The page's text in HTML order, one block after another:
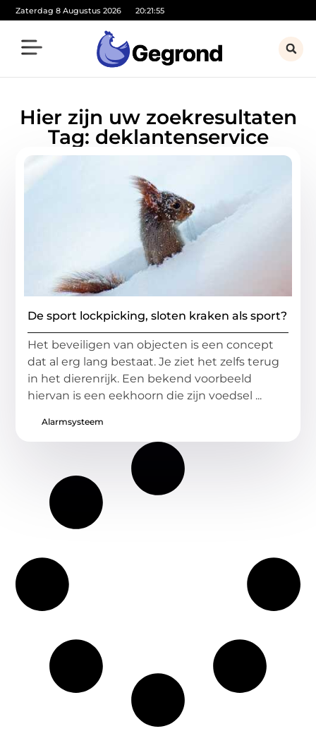
Zaterdag 8 Augustus 2026 20:21:55
Hier zijn uw zoekresultaten
Tag: deklantenservice
De sport lockpicking, sloten kraken als sport?
Het beveiligen van objecten is een concept
dat al erg lang bestaat. Je ziet het zelfs terug
in het dierenrijk. Een bekend voorbeeld
hiervan is een eekhoorn die zijn voedsel ...
Alarmsysteem